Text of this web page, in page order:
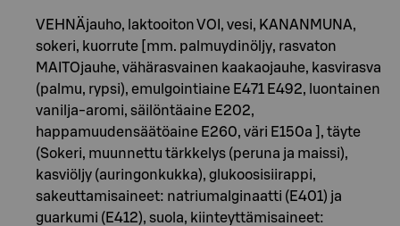
VEHNÄjauho, laktooiton VOI, vesi, KANANMUNA,
sokeri, kuorrute [mm. palmuydinöljy, rasvaton
MAITOjauhe, vähärasvainen kaakaojauhe, kasvirasva
(palmu, rypsi), emulgointiaine E471 E492, luontainen
vanilja-aromi, säilöntäaine E202,
happamuudensäätöaine E260, väri E150a ], täyte
(Sokeri, muunnettu tärkkelys (peruna ja maissi),
kasviöljy (auringonkukka), glukoosisiirappi,
sakeuttamisaineet: natriumalginaatti (E401) ja
guarkumi (E412), suola, kiinteyttämisaineet: